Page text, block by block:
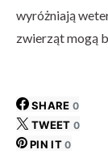
wyróżniają
zwierząt mogą
SHARE 0
TWEET 0
PIN IT 0